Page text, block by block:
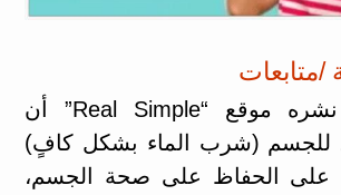
/متابعات
كشف تقرير نشره موقع “Real Simple” أن
للجسم (شرب الماء بشكل كافٍ)
على الحفاظ على صحة الجسم،